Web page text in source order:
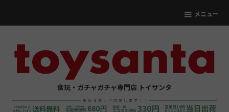
メニュー
食玩・ガチャガチャ専門店 トイサンタ